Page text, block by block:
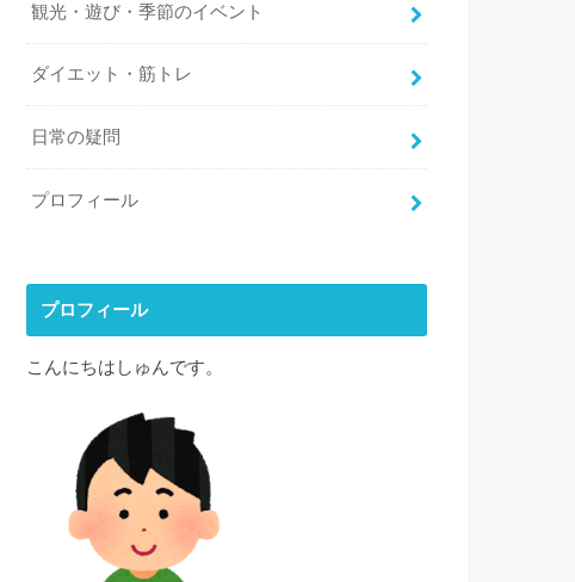
観光・遊び・季節のイベント
ダイエット・筋トレ
日常の疑問
プロフィール
プロフィール
こんにちはしゅんです。